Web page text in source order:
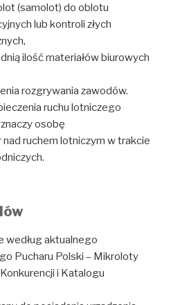
(samolot) do oblotu
lub kontroli złych
ilość materiałów biurowych
rozgrywania zawodów.
ruchu lotniczego
osobę
ruchem lotniczym w trakcie
według aktualnego
Pucharu Polski – Mikroloty
i Katalogu